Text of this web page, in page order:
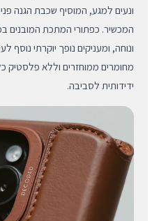
ונעים למגע, המוסיף שכבת הגנה
המכשיר. כפתורי המתכת המובנים
ונוחה, ומעניקים נופך יוקרתי נוסף
מחומרים ממוחזרים וללא פלסטיק
ידידותית לסביבה.